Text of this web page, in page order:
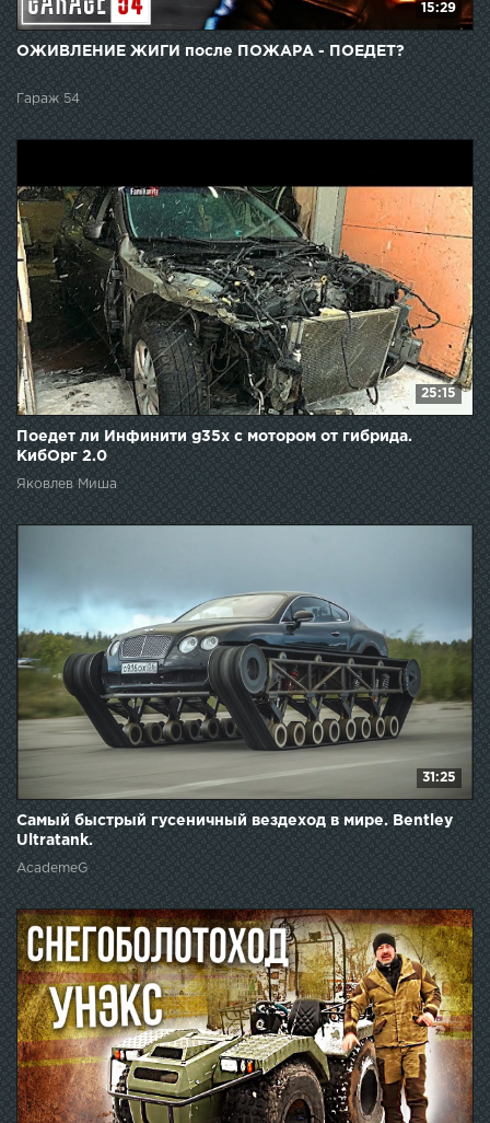
15:29
ОЖИВЛЕНИЕ ЖИГИ после ПОЖАРА - ПОЕДЕТ?
Гараж 54
25:15
Поедет ли Инфинити g35x с мотором от гибрида.
КибОрг 2.0
Яковлев Миша
31:25
Самый быстрый гусеничный вездеход в мире. Bentley
Ultratank.
AcademeG